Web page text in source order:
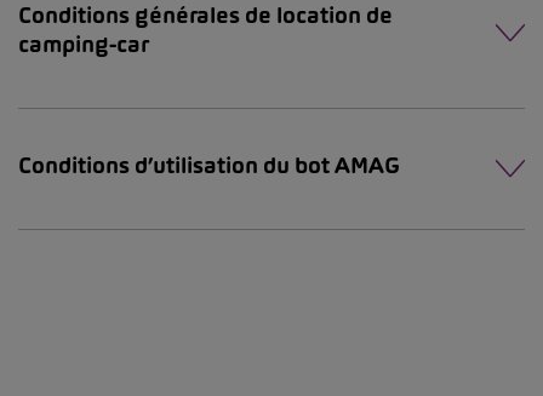
Conditions générales de location de
camping-car
Conditions d’utilisation du bot AMAG